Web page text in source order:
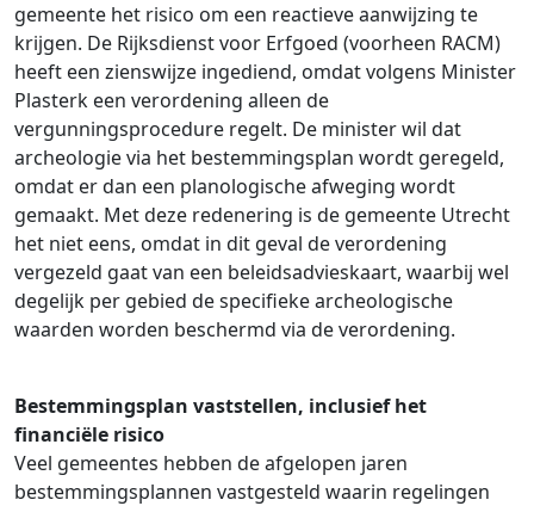
gemeente het risico om een reactieve aanwijzing te
krijgen. De Rijksdienst voor Erfgoed (voorheen RACM)
heeft een zienswijze ingediend, omdat volgens Minister
Plasterk een verordening alleen de
vergunningsprocedure regelt. De minister wil dat
archeologie via het bestemmingsplan wordt geregeld,
omdat er dan een planologische afweging wordt
gemaakt. Met deze redenering is de gemeente Utrecht
het niet eens, omdat in dit geval de verordening
vergezeld gaat van een beleidsadvieskaart, waarbij wel
degelijk per gebied de specifieke archeologische
waarden worden beschermd via de verordening.
Bestemmingsplan vaststellen, inclusief het
financiële risico
Veel gemeentes hebben de afgelopen jaren
bestemmingsplannen vastgesteld waarin regelingen